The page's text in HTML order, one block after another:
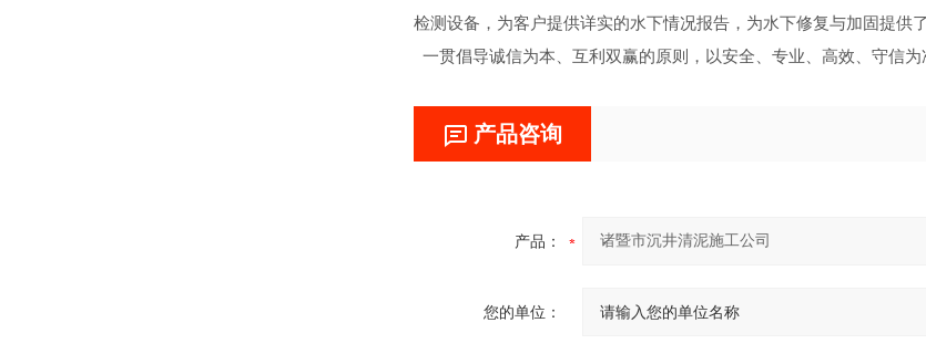
检测设备，为客户提供详实的水下情况报告，为水下修复与加固提供
一贯倡导诚信为本、互利双赢的原则，以安全、专业、高效、守信
产品咨询
产品：
您的单位：